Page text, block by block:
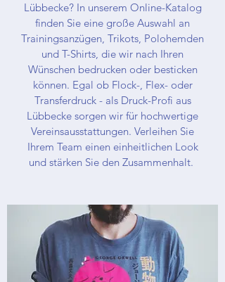
Lübbecke? In unserem Online-Katalog
finden Sie eine große Auswahl an
Trainingsanzügen, Trikots, Polohemden
und T-Shirts, die wir nach Ihren
Wünschen bedrucken oder besticken
können. Egal ob Flock-, Flex- oder
Transferdruck - als Druck-Profi aus
Lübbecke sorgen wir für hochwertige
Vereinsausstattungen. Verleihen Sie
Ihrem Team einen einheitlichen Look
und stärken Sie den Zusammenhalt.